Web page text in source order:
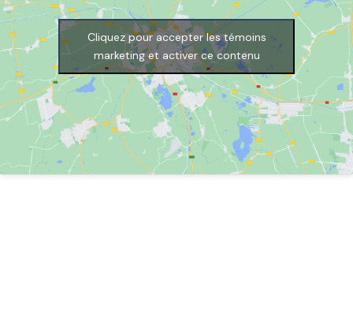
Cliquez pour accepter les témoins
marketing et activer ce contenu